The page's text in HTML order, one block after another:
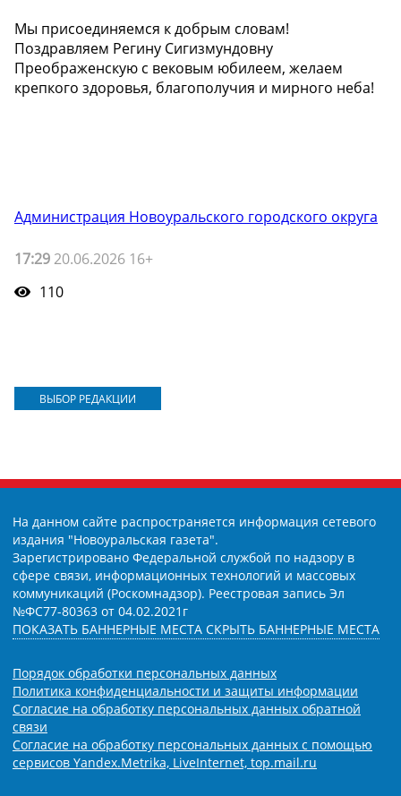
Мы присоединяемся к добрым словам!
Поздравляем Регину Сигизмундовну
Преображенскую с вековым юбилеем, желаем
крепкого здоровья, благополучия и мирного неба!
Администрация Новоуральского городского округа
17:29 20.06.2026 16+
110
ВЫБОР РЕДАКЦИИ
На данном сайте распространяется информация сетевого
издания "Новоуральская газета".
Зарегистрировано Федеральной службой по надзору в
сфере связи, информационных технологий и массовых
коммуникаций (Роскомнадзор). Реестровая запись Эл
№ФС77-80363 от 04.02.2021г
ПОКАЗАТЬ БАННЕРНЫЕ МЕСТА СКРЫТЬ БАННЕРНЫЕ МЕСТА
Порядок обработки персональных данных
Политика конфиденциальности и защиты информации
Согласие на обработку персональных данных обратной
связи
Согласие на обработку персональных данных с помощью
сервисов Yandex.Metrika, LiveInternet, top.mail.ru